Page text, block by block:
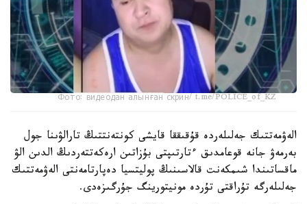
Фото: видеодан алынған скрин/ t.me/POLICE_of_KZ
الەۋمەتتىك جەلىلەردە قۇقىققا قايشى كونتەنتتىڭ تارالۋىنا جول
بەرمەۋ جانە قوعامدىق ءتارتىپتى بۇزاتىن ارەكەتتەردىڭ الدىن الۋ
ماقساتىندا شىمكەنت قالاسىنىڭ پوليتسيا دەپارتامەنتى الەۋمەتتىك
جەلىلەرگە تۇراقتى تۇردە مونيتورينگ جۇرگىزەدى.